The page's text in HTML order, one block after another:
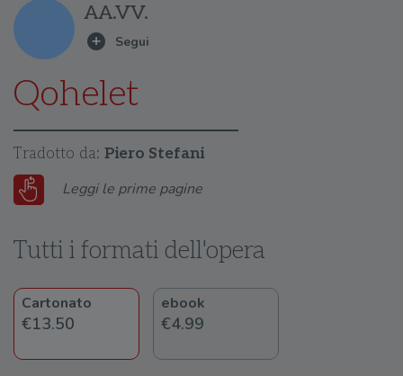
AA.VV.
Qohelet
Tradotto da: Piero Stefani
Leggi le prime pagine
Tutti i formati dell'opera
Cartonato
€13.50
ebook
€4.99